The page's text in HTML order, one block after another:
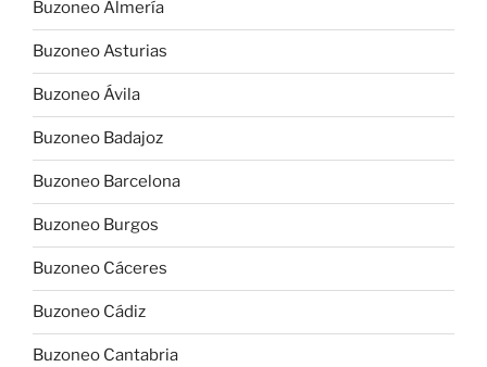
Buzoneo Almería
Buzoneo Asturias
Buzoneo Ávila
Buzoneo Badajoz
Buzoneo Barcelona
Buzoneo Burgos
Buzoneo Cáceres
Buzoneo Cádiz
Buzoneo Cantabria